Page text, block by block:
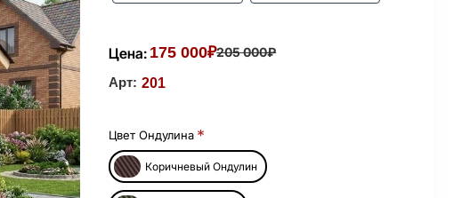
Цена: 175 000₽205 000₽
Арт: 201
Цвет Ондулина
Коричневый Ондулин